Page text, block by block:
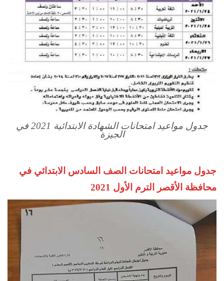
جدول مواعيد امتحانات الشهادة الابتدائية 2021 في
الجيزة
جدول مواعيد امتحانات الصف السادس الابتدائي في
محافظة الأقصر الترم الأول 2021